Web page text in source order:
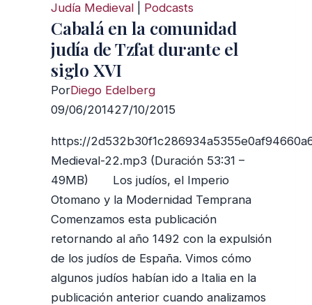
Judía Medieval
Podcasts
Cabalá en la comunidad
judía de Tzfat durante el
siglo XVI
PorDiego Edelberg
09/06/201427/10/2015
https://
Medieval-22.mp3 (Duración 53:31 –
49MB) Los judíos, el Imperio
Otomano y la Modernidad Temprana
Comenzamos esta publicación
retornando al año 1492 con la expulsión
de los judíos de España. Vimos cómo
algunos judíos habían ido a Italia en la
publicación anterior cuando analizamos